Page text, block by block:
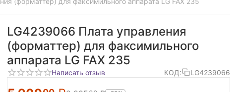
LG4239066 Плата управления
(форматтер) для факсимильного
аппарата LG FAX 235
Написать отзыв КОД: LG4239066